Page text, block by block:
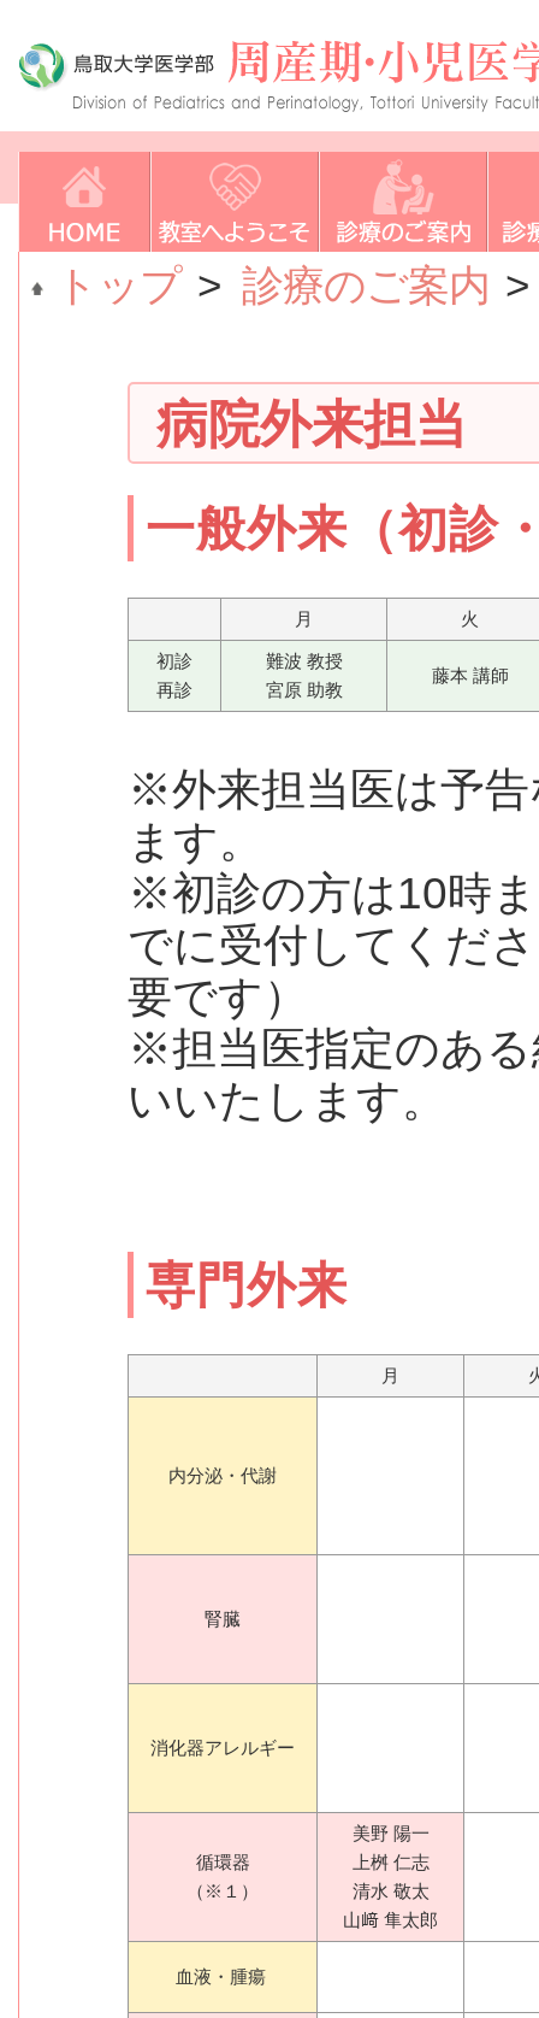
トップ > 診療のご案内
病院外来担当
一般外来（初診
月 火
初診
再診
難波 教授
宮原 助教
藤本 講師
※外来担当医は予
ます。
※初診の方は10時
でに受付してくだ
要です）
※担当医指定のあ
いいたします。
専門外来
月
内分泌・代謝
腎臓
消化器アレルギー
循環器
（※１）
美野 陽一
上桝 仁志
清水 敬太
山﨑 隼太郎
血液・腫瘍